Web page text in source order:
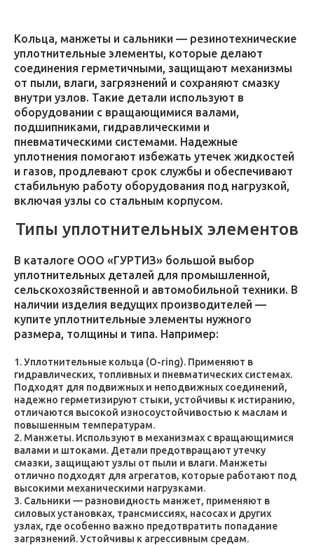
Кольца, манжеты и сальники — резинотехнические
уплотнительные элементы, которые делают
соединения герметичными, защищают механизмы
от пыли, влаги, загрязнений и сохраняют смазку
внутри узлов. Такие детали используют в
оборудовании с вращающимися валами,
подшипниками, гидравлическими и
пневматическими системами. Надежные
уплотнения помогают избежать утечек жидкостей
и газов, продлевают срок службы и обеспечивают
стабильную работу оборудования под нагрузкой,
включая узлы со стальным корпусом.
Типы уплотнительных элементов
В каталоге ООО «ГУРТИЗ» большой выбор
уплотнительных деталей для промышленной,
сельскохозяйственной и автомобильной техники. В
наличии изделия ведущих производителей —
купите уплотнительные элементы нужного
размера, толщины и типа. Например:
Уплотнительные кольца (O-ring). Применяют в
гидравлических, топливных и пневматических системах.
Подходят для подвижных и неподвижных соединений,
надежно герметизируют стыки, устойчивы к истиранию,
отличаются высокой износоустойчивостью к маслам и
повышенным температурам.
Манжеты. Используют в механизмах с вращающимися
валами и штоками. Детали предотвращают утечку
смазки, защищают узлы от пыли и влаги. Манжеты
отлично подходят для агрегатов, которые работают под
высокими механическими нагрузками.
Сальники — разновидность манжет, применяют в
силовых установках, трансмиссиях, насосах и других
узлах, где особенно важно предотвратить попадание
загрязнений. Устойчивы к агрессивным средам.